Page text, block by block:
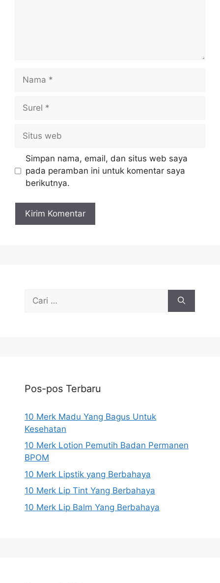
Nama
Surel
Situs
web
Simpan nama, email, dan situs web saya
pada peramban ini untuk komentar saya
berikutnya.
untuk:
Pos-pos Terbaru
10 Merk Madu Yang Bagus Untuk
Kesehatan
10 Merk Lotion Pemutih Badan Permanen
BPOM
10 Merk Lipstik yang Berbahaya
10 Merk Lip Tint Yang Berbahaya
10 Merk Lip Balm Yang Berbahaya